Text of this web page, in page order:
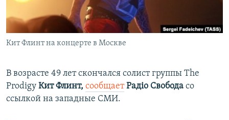
ПОБЕДИТЕЛЕЙ НЕ СУДЯТ?
КРЫМ.НЕПОКОРЕННЫЙ
ELIFBE
ПРИСОЕДИНЯЙТЕСЬ!
Все сайты RFE/RL
Кит Флинт на концерте в Москве
В возрасте 49 лет скончался солист группы The
Prodigy Кит Флинт, сообщает Радіо Свобода со
ссылкой на западные СМИ.